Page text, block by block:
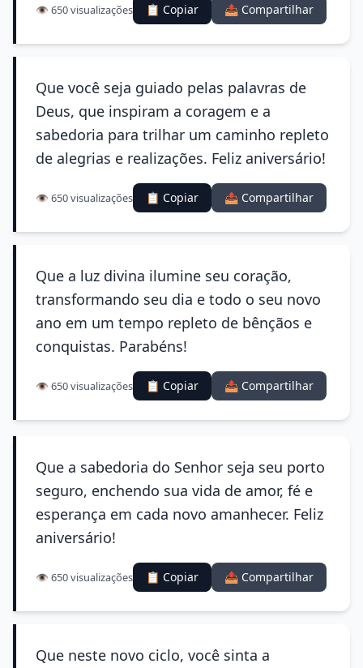
👁️ 650 visualizações 📋 Copiar 📤 Compartilhar
Que você seja guiado pelas palavras de
Deus, que inspiram a coragem e a
sabedoria para trilhar um caminho repleto
de alegrias e realizações. Feliz aniversário!
👁️ 650 visualizações 📋 Copiar 📤 Compartilhar
Que a luz divina ilumine seu coração,
transformando seu dia e todo o seu novo
ano em um tempo repleto de bênçãos e
conquistas. Parabéns!
👁️ 650 visualizações 📋 Copiar 📤 Compartilhar
Que a sabedoria do Senhor seja seu porto
seguro, enchendo sua vida de amor, fé e
esperança em cada novo amanhecer. Feliz
aniversário!
👁️ 650 visualizações 📋 Copiar 📤 Compartilhar
Que neste novo ciclo, você sinta a